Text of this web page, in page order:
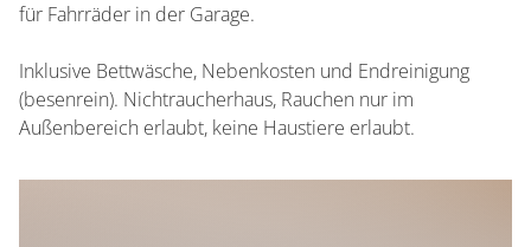
für Fahrräder in der Garage.
Inklusive Bettwäsche, Nebenkosten und Endreinigung
(besenrein). Nichtraucherhaus, Rauchen nur im
Außenbereich erlaubt, keine Haustiere erlaubt.